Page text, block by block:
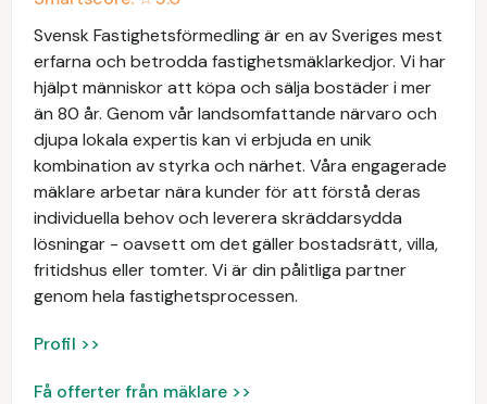
Svensk Fastighetsförmedling är en av Sveriges mest
erfarna och betrodda fastighetsmäklarkedjor. Vi har
hjälpt människor att köpa och sälja bostäder i mer
än 80 år. Genom vår landsomfattande närvaro och
djupa lokala expertis kan vi erbjuda en unik
kombination av styrka och närhet. Våra engagerade
mäklare arbetar nära kunder för att förstå deras
individuella behov och leverera skräddarsydda
lösningar - oavsett om det gäller bostadsrätt, villa,
fritidshus eller tomter. Vi är din pålitliga partner
genom hela fastighetsprocessen.
Profil >>
Få offerter från mäklare >>